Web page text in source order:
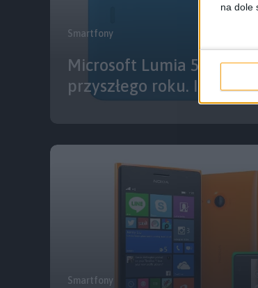
na dole
Smartfony
Microsoft Lumia 535 w
przyszłego roku. Ile
Smartfony